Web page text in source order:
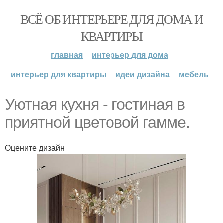
ВСЁ ОБ ИНТЕРЬЕРЕ ДЛЯ ДОМА И
КВАРТИРЫ
главная
интерьер для дома
интерьер для квартиры
идеи дизайна мебель
Уютная кухня - гостиная в
приятной цветовой гамме.
Оцените дизайн